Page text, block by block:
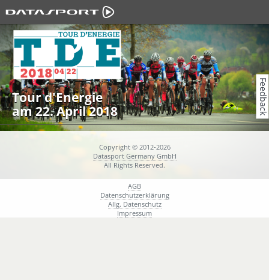
Tour d'Energie
am 22. April 2018
Copyright © 2012-2026
Datasport Germany GmbH
All Rights Reserved.
AGB
Datenschutzerklärung
Allg. Datenschutz
Impressum
Feedback